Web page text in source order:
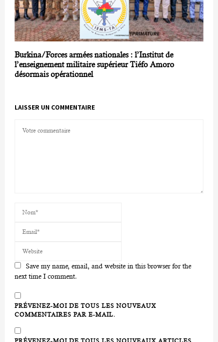
Burkina/Forces armées nationales : l’Institut de
l’enseignement militaire supérieur Tiéfo Amoro
désormais opérationnel
LAISSER UN COMMENTAIRE
Save my name, email, and website in this browser for the
next time I comment.
PRÉVENEZ-MOI DE TOUS LES NOUVEAUX
COMMENTAIRES PAR E-MAIL.